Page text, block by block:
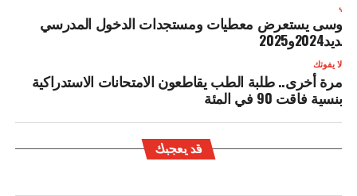
يستعرض معطيات ومستجدات الدخول المدرسي
لا يفوتك
مرة أخرى.. طلبة الطب يقاطعون الامتحانات الاستدراكية
بنسية فاقت 90 في المئة
قد يعجبك